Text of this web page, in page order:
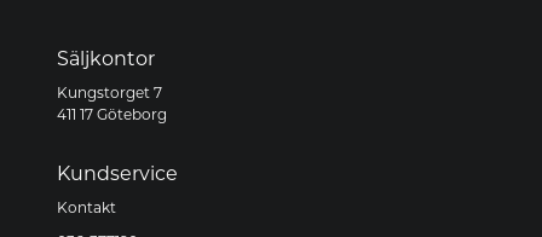
Säljkontor
Kungstorget 7
411 17 Göteborg
Kundservice
Kontakt